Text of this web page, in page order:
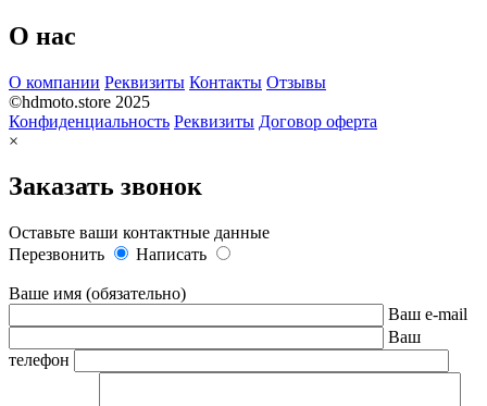
О нас
О компании Реквизиты Контакты Отзывы
©hdmoto.store 2025
Конфиденциальность Реквизиты Договор оферта
×
Заказать звонок
Оставьте ваши контактные данные
Перезвонить
Написать
Ваше имя (обязательно)
Ваш e-mail
Ваш
телефон